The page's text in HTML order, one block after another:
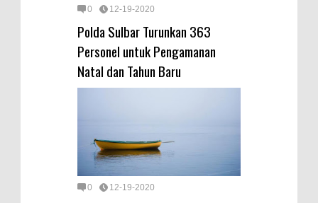
0 12-19-2020
Polda Sulbar Turunkan 363
Personel untuk Pengamanan
Natal dan Tahun Baru
0 12-19-2020